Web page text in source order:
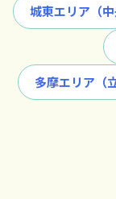
城東エリア（
多摩エリア（